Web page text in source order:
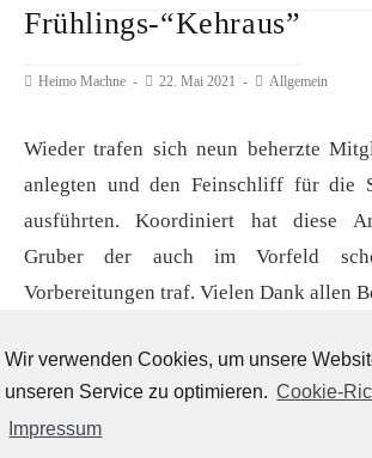
Wir verwenden Cookies, um unsere
unseren Service zu optimieren. Cookie-
Impressum
Frühlings-“Kehraus”
Beitrags-
Heimo Machne
Beitrag
22. Mai 2021
Beitrags-
Allgemein
Wieder trafen sich neun beherzte
anlegten und den Feinschliff für die
ausführten. Koordiniert hat diese
Gruber der auch im Vorfeld
Vorbereitungen traf. Vielen Dank allen
wurden. Damit steht der Öffnung am 25.
mehr im Wege, da diese für unser
den entsprechenden Covid 19-